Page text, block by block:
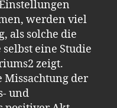
werden viel
als solche die
eine Studie
zeigt.
der
und